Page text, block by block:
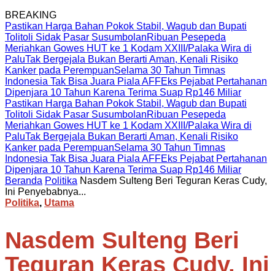
BREAKING
Pastikan Harga Bahan Pokok Stabil, Wagub dan Bupati
Tolitoli Sidak Pasar SusumbolanRibuan Pesepeda
Meriahkan Gowes HUT ke 1 Kodam XXIII/Palaka Wira di
PaluTak Bergejala Bukan Berarti Aman, Kenali Risiko
Kanker pada PerempuanSelama 30 Tahun Timnas
Indonesia Tak Bisa Juara Piala AFFEks Pejabat Pertahanan
Dipenjara 10 Tahun Karena Terima Suap Rp146 Miliar
Pastikan Harga Bahan Pokok Stabil, Wagub dan Bupati
Tolitoli Sidak Pasar SusumbolanRibuan Pesepeda
Meriahkan Gowes HUT ke 1 Kodam XXIII/Palaka Wira di
PaluTak Bergejala Bukan Berarti Aman, Kenali Risiko
Kanker pada PerempuanSelama 30 Tahun Timnas
Indonesia Tak Bisa Juara Piala AFFEks Pejabat Pertahanan
Dipenjara 10 Tahun Karena Terima Suap Rp146 Miliar
Beranda Politika Nasdem Sulteng Beri Teguran Keras Cudy,
Ini Penyebabnya...
Politika, Utama
Nasdem Sulteng Beri
Teguran Keras Cudy, Ini